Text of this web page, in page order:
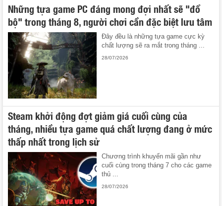
Những tựa game PC đáng mong đợi nhất sẽ "đổ
bộ" trong tháng 8, người chơi cần đặc biệt lưu tâm
Đây đều là những tựa game cực kỳ
chất lượng sẽ ra mắt trong tháng ...
28/07/2026
Steam khởi động đợt giảm giá cuối cùng của
tháng, nhiều tựa game quá chất lượng đang ở mức
thấp nhất trong lịch sử
Chương trình khuyến mãi gần như
cuối cùng trong tháng 7 cho các game
thủ ...
28/07/2026